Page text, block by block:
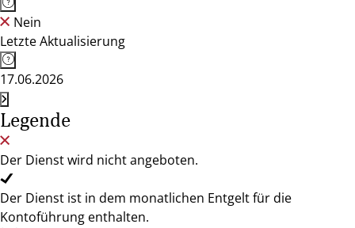
Nein
Letzte Aktualisierung
17.06.2026
Legende
Der Dienst wird nicht angeboten.
Der Dienst ist in dem monatlichen Entgelt für die
Kontoführung enthalten.